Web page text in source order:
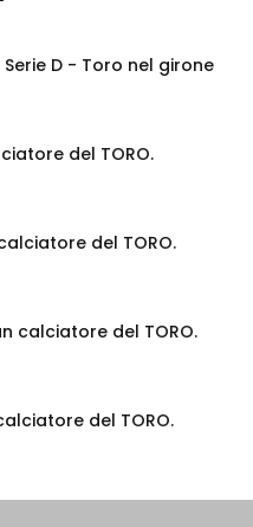
D - Toro nel girone
del TORO.
del TORO.
calciatore del TORO.
del TORO.